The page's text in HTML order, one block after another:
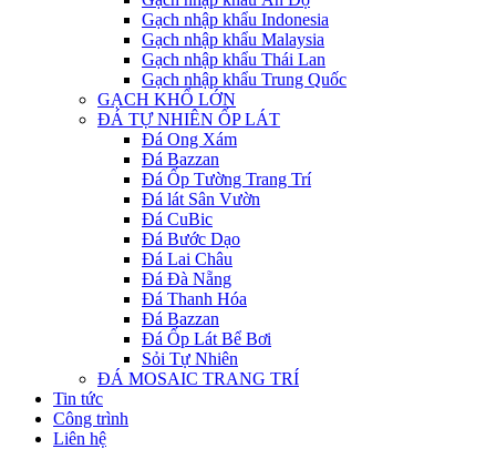
Gạch nhập khẩu Indonesia
Gạch nhập khẩu Malaysia
Gạch nhập khẩu Thái Lan
Gạch nhập khẩu Trung Quốc
GẠCH KHỔ LỚN
ĐÁ TỰ NHIÊN ỐP LÁT
Đá Ong Xám
Đá Bazzan
Đá Ốp Tường Trang Trí
Đá lát Sân Vườn
Đá CuBic
Đá Bước Dạo
Đá Lai Châu
Đá Đà Nẵng
Đá Thanh Hóa
Đá Bazzan
Đá Ốp Lát Bể Bơi
Sỏi Tự Nhiên
ĐÁ MOSAIC TRANG TRÍ
Tin tức
Công trình
Liên hệ